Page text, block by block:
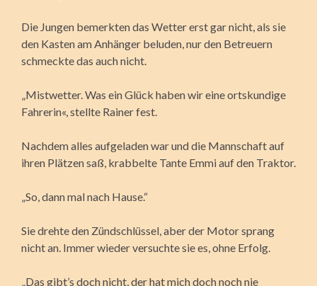
Die Jungen bemerkten das Wetter erst gar nicht, als sie
den Kasten am Anhänger beluden, nur den Betreuern
schmeckte das auch nicht.
„Mistwetter. Was ein Glück haben wir eine ortskundige
Fahrerin«, stellte Rainer fest.
Nachdem alles aufgeladen war und die Mannschaft auf
ihren Plätzen saß, krabbelte Tante Emmi auf den Traktor.
„So, dann mal nach Hause.“
Sie drehte den Zündschlüssel, aber der Motor sprang
nicht an. Immer wieder versuchte sie es, ohne Erfolg.
„Das gibt’s doch nicht, der hat mich doch noch nie